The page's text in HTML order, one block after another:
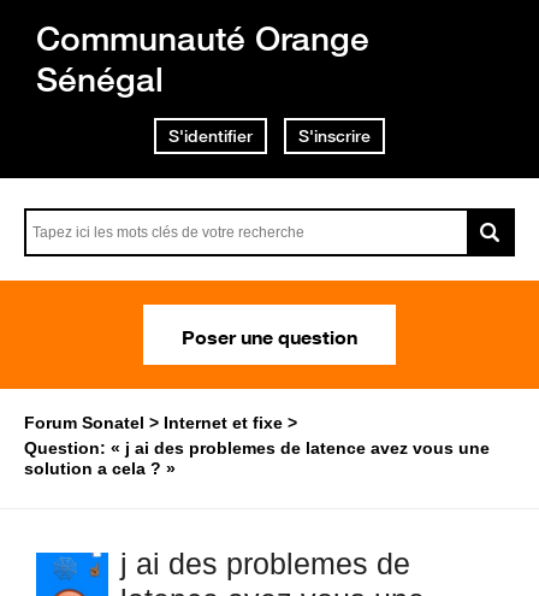
Communauté Orange
Sénégal
S'identifier S'inscrire
Poser une question
Forum Sonatel
Internet et fixe
Question: « j ai des problemes de latence avez vous une
solution a cela ? »
j ai des problemes de